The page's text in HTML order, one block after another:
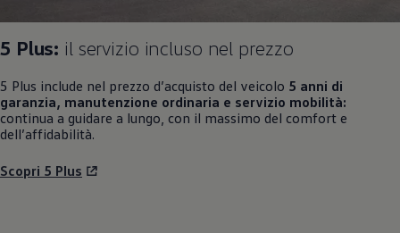
5 Plus: il servizio incluso nel prezzo
5 Plus include nel prezzo d’acquisto del veicolo 5 anni di
garanzia, manutenzione ordinaria e servizio mobilità:
continua a guidare a lungo, con il massimo del comfort e
dell’affidabilità.
Scopri 5 Plus